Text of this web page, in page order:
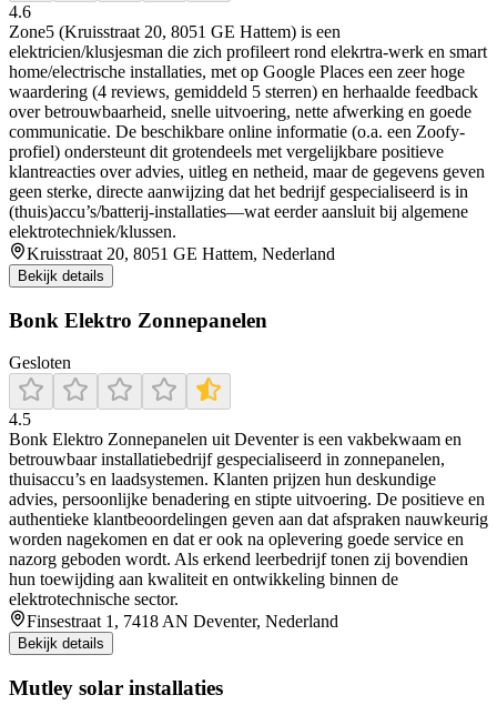
4.6
Zone5 (Kruisstraat 20, 8051 GE Hattem) is een
elektricien/klusjesman die zich profileert rond elekrtra-werk en smart
home/electrische installaties, met op Google Places een zeer hoge
waardering (4 reviews, gemiddeld 5 sterren) en herhaalde feedback
over betrouwbaarheid, snelle uitvoering, nette afwerking en goede
communicatie. De beschikbare online informatie (o.a. een Zoofy-
profiel) ondersteunt dit grotendeels met vergelijkbare positieve
klantreacties over advies, uitleg en netheid, maar de gegevens geven
geen sterke, directe aanwijzing dat het bedrijf gespecialiseerd is in
(thuis)accu’s/batterij-installaties—wat eerder aansluit bij algemene
elektrotechniek/klussen.
Kruisstraat 20, 8051 GE Hattem, Nederland
Bekijk details
Bonk Elektro Zonnepanelen
Gesloten
4.5
Bonk Elektro Zonnepanelen uit Deventer is een vakbekwaam en
betrouwbaar installatiebedrijf gespecialiseerd in zonnepanelen,
thuisaccu’s en laadsystemen. Klanten prijzen hun deskundige
advies, persoonlijke benadering en stipte uitvoering. De positieve en
authentieke klantbeoordelingen geven aan dat afspraken nauwkeurig
worden nagekomen en dat er ook na oplevering goede service en
nazorg geboden wordt. Als erkend leerbedrijf tonen zij bovendien
hun toewijding aan kwaliteit en ontwikkeling binnen de
elektrotechnische sector.
Finsestraat 1, 7418 AN Deventer, Nederland
Bekijk details
Mutley solar installaties